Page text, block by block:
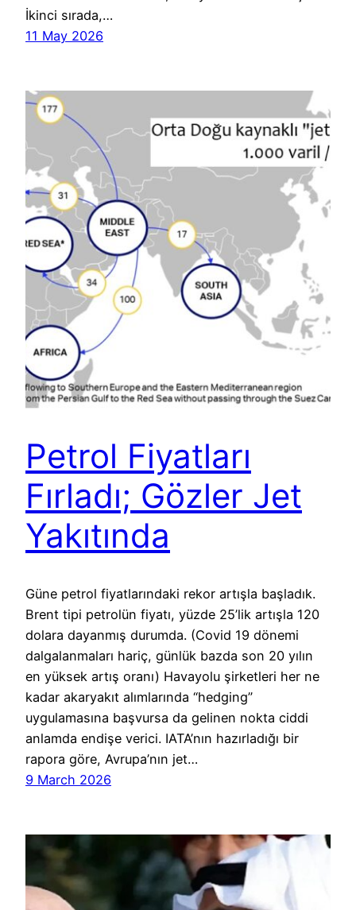
İkinci sırada,…
11 May 2026
Petrol Fiyatları
Fırladı; Gözler Jet
Yakıtında
Güne petrol fiyatlarındaki rekor artışla başladık.
Brent tipi petrolün fiyatı, yüzde 25’lik artışla 120
dolara dayanmış durumda. (Covid 19 dönemi
dalgalanmaları hariç, günlük bazda son 20 yılın
en yüksek artış oranı) Havayolu şirketleri her ne
kadar akaryakıt alımlarında “hedging”
uygulamasına başvursa da gelinen nokta ciddi
anlamda endişe verici. IATA’nın hazırladığı bir
rapora göre, Avrupa’nın jet…
9 March 2026